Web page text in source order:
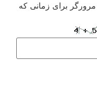
برای زمانی که